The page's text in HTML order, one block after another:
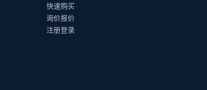
快速购买
询价报价
注册登录